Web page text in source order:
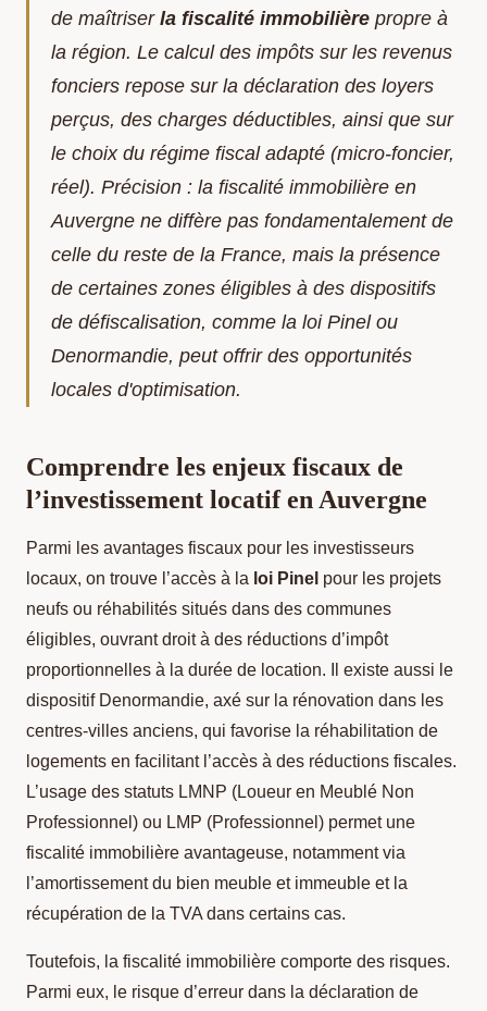
de maîtriser la fiscalité immobilière propre à
la région. Le calcul des impôts sur les revenus
fonciers repose sur la déclaration des loyers
perçus, des charges déductibles, ainsi que sur
le choix du régime fiscal adapté (micro-foncier,
réel). Précision : la fiscalité immobilière en
Auvergne ne diffère pas fondamentalement de
celle du reste de la France, mais la présence
de certaines zones éligibles à des dispositifs
de défiscalisation, comme la loi Pinel ou
Denormandie, peut offrir des opportunités
locales d'optimisation.
Comprendre les enjeux fiscaux de
l’investissement locatif en Auvergne
Parmi les avantages fiscaux pour les investisseurs
locaux, on trouve l’accès à la loi Pinel pour les projets
neufs ou réhabilités situés dans des communes
éligibles, ouvrant droit à des réductions d’impôt
proportionnelles à la durée de location. Il existe aussi le
dispositif Denormandie, axé sur la rénovation dans les
centres-villes anciens, qui favorise la réhabilitation de
logements en facilitant l’accès à des réductions fiscales.
L’usage des statuts LMNP (Loueur en Meublé Non
Professionnel) ou LMP (Professionnel) permet une
fiscalité immobilière avantageuse, notamment via
l’amortissement du bien meuble et immeuble et la
récupération de la TVA dans certains cas.
Toutefois, la fiscalité immobilière comporte des risques.
Parmi eux, le risque d’erreur dans la déclaration de